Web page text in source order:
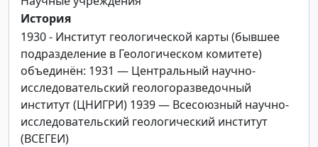
История
1930 - Институт геологической карты (бывшее
подразделение в Геологическом комитете)
объединён: 1931 — Центральный научно-
исследовательский геологоразведочный
институт (ЦНИГРИ) 1939 — Всесоюзный научно-
исследовательский геологический институт
(ВСЕГЕИ)